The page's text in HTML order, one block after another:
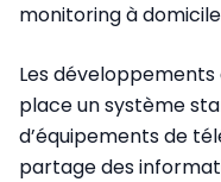
monitoring à
Les
place un système
d’équipements de
partage des